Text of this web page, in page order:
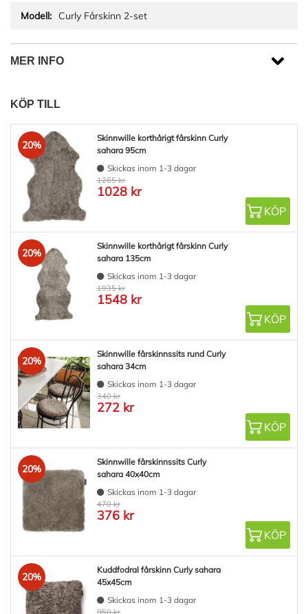
Curly Fårskinn 2-set
MER INFO
KÖP TILL
20%
Skinnwille korthårigt fårskinn Curly
sahara 95cm
Skickas inom 1-3 dagar
1285 kr
1028 kr
KÖP
20%
Skinnwille korthårigt fårskinn Curly
sahara 135cm
Skickas inom 1-3 dagar
1935 kr
1548 kr
KÖP
20%
Skinnwille fårskinnssits rund Curly
sahara 34cm
Skickas inom 1-3 dagar
340 kr
272 kr
KÖP
20%
Skinnwille fårskinnssits Curly
sahara 40x40cm
Skickas inom 1-3 dagar
470 kr
376 kr
KÖP
20%
Kuddfodral fårskinn Curly sahara
45x45cm
Skickas inom 1-3 dagar